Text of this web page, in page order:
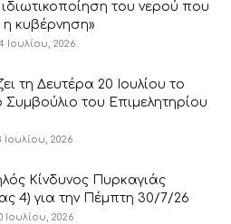
του νερού που
η κυβέρνηση»
Ιουλίου, 2026
τη Δευτέρα 20 Ιουλίου το
Συμβούλιο του Επιμελητηρίου
Ιουλίου, 2026
Κίνδυνος Πυρκαγιάς
4) για την Πέμπτη 30/7/26
Ιουλίου, 2026